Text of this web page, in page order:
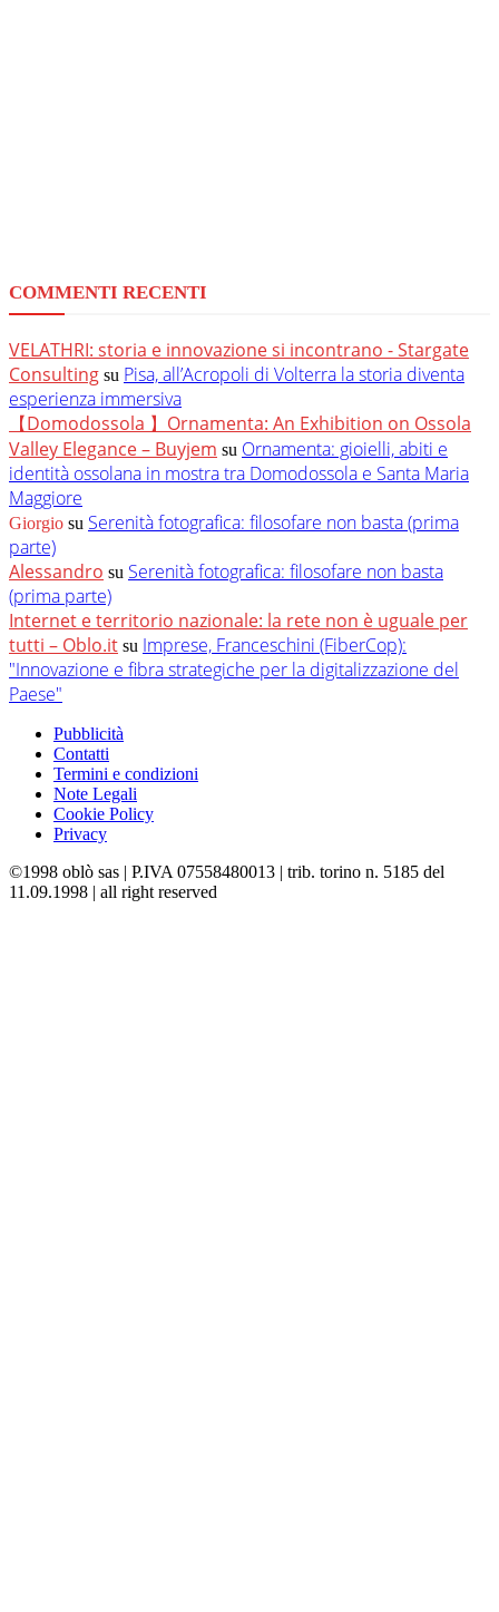
COMMENTI RECENTI
VELATHRI: storia e innovazione si incontrano - Stargate
Consulting su Pisa, all’Acropoli di Volterra la storia diventa
esperienza immersiva
【Domodossola 】Ornamenta: An Exhibition on Ossola
Valley Elegance – Buyjem su Ornamenta: gioielli, abiti e
identità ossolana in mostra tra Domodossola e Santa Maria
Maggiore
Giorgio su Serenità fotografica: filosofare non basta (prima
parte)
Alessandro su Serenità fotografica: filosofare non basta
(prima parte)
Internet e territorio nazionale: la rete non è uguale per
tutti – Oblo.it su Imprese, Franceschini (FiberCop):
"Innovazione e fibra strategiche per la digitalizzazione del
Paese"
Pubblicità
Contatti
Termini e condizioni
Note Legali
Cookie Policy
Privacy
©1998 oblò sas | P.IVA 07558480013 | trib. torino n. 5185 del
11.09.1998 | all right reserved